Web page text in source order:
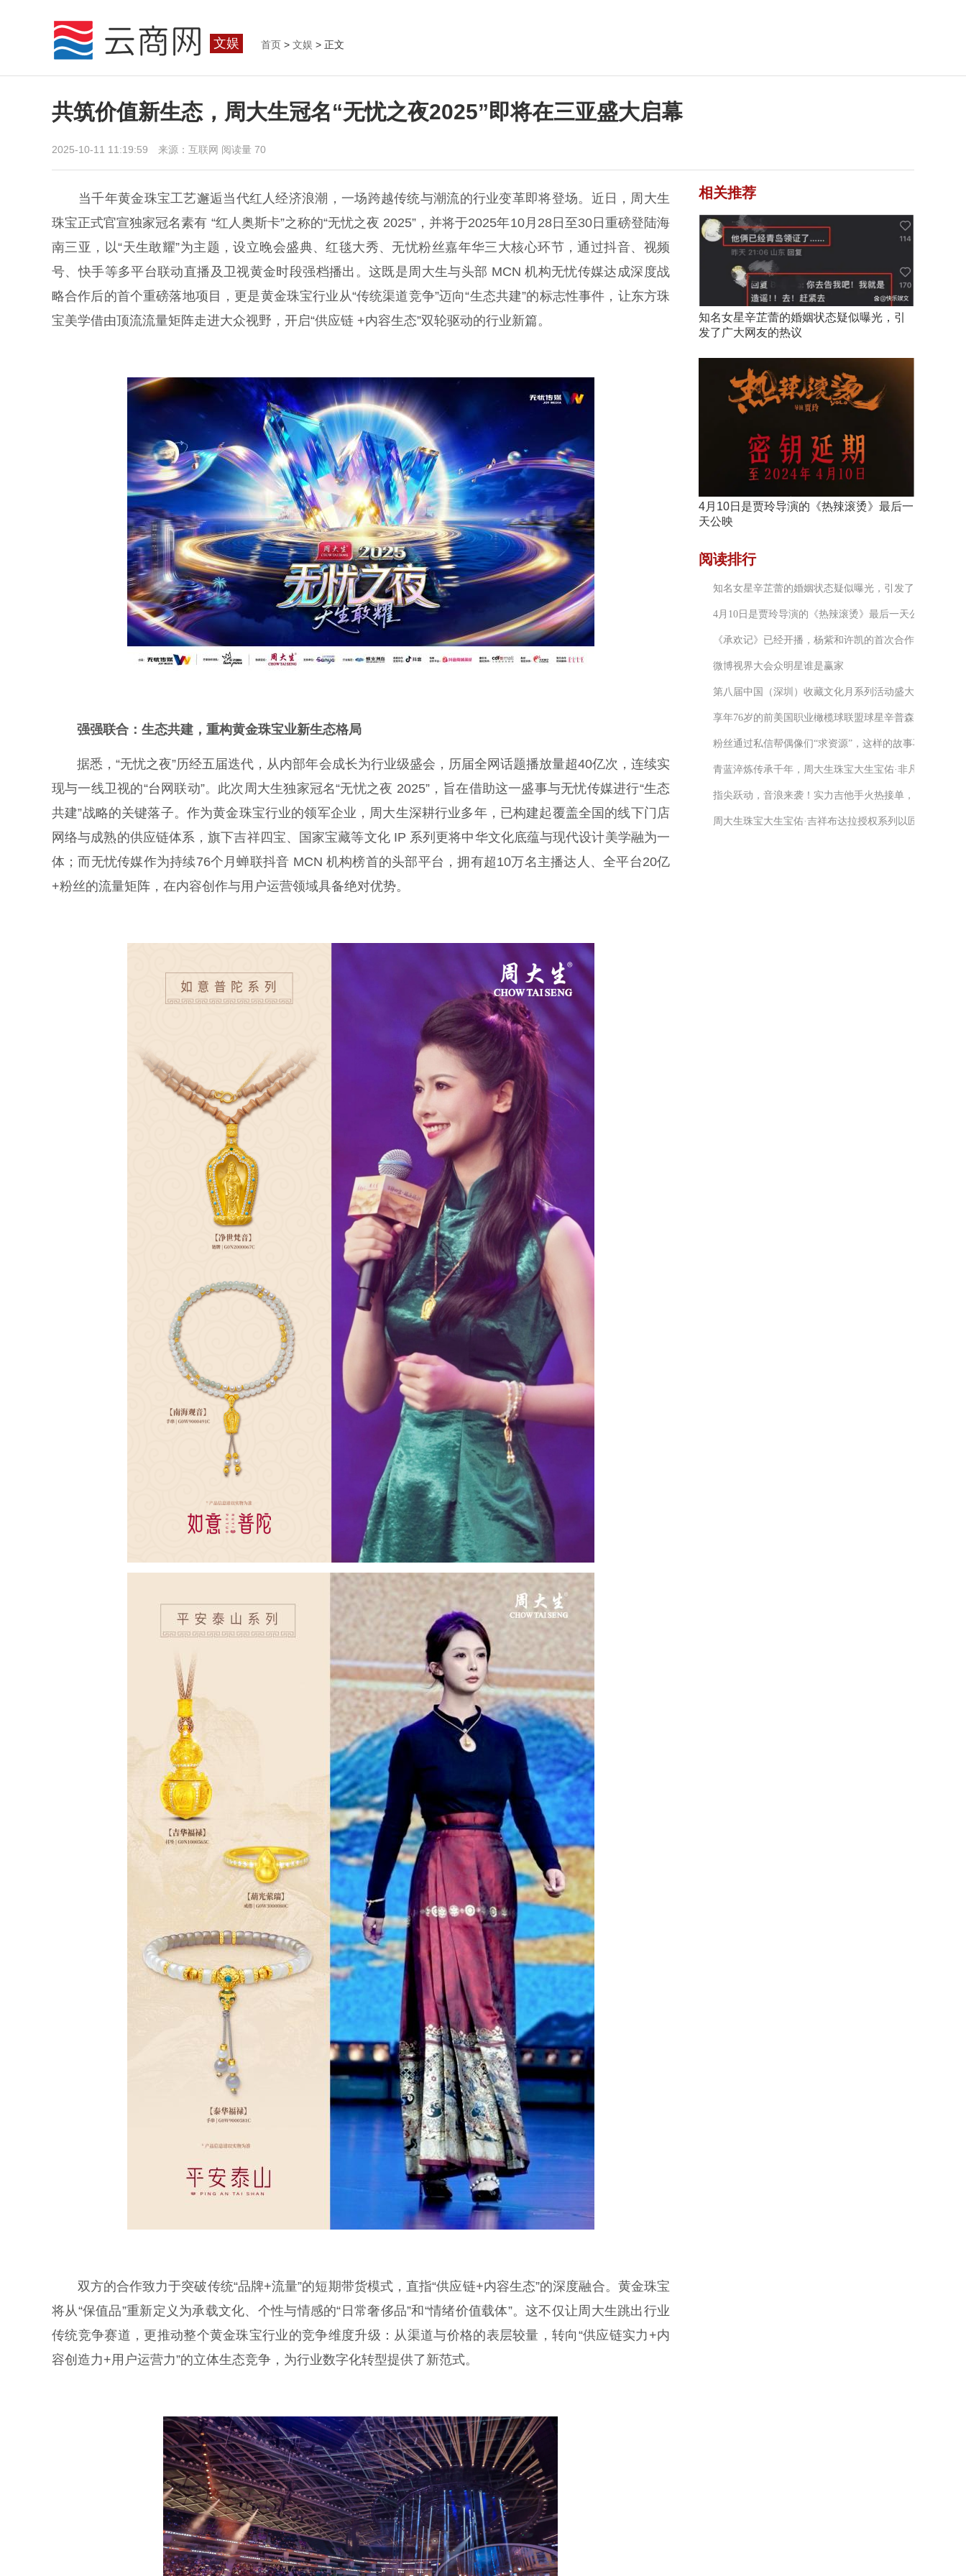
文娱 首页 > 文娱 > 正文
共筑价值新生态，周大生冠名“无忧之夜2025”即将在三亚盛大启幕
2025-10-11 11:19:59 来源：互联网 阅读量 70
当千年黄金珠宝工艺邂逅当代红人经济浪潮，一场跨越传统与潮流的行业变革即将登场。近日，周大生
珠宝正式官宣独家冠名素有 “红人奥斯卡”之称的“无忧之夜 2025”，并将于2025年10月28日至30日重磅登陆海
南三亚，以“天生敢耀”为主题，设立晚会盛典、红毯大秀、无忧粉丝嘉年华三大核心环节，通过抖音、视频
号、快手等多平台联动直播及卫视黄金时段强档播出。这既是周大生与头部 MCN 机构无忧传媒达成深度战
略合作后的首个重磅落地项目，更是黄金珠宝行业从“传统渠道竞争”迈向“生态共建”的标志性事件，让东方珠
宝美学借由顶流流量矩阵走进大众视野，开启“供应链 +内容生态”双轮驱动的行业新篇。
强强联合：生态共建，重构黄金珠宝业新生态格局
据悉，“无忧之夜”历经五届迭代，从内部年会成长为行业级盛会，历届全网话题播放量超40亿次，连续实
现与一线卫视的“台网联动”。此次周大生独家冠名“无忧之夜 2025”，旨在借助这一盛事与无忧传媒进行“生态
共建”战略的关键落子。作为黄金珠宝行业的领军企业，周大生深耕行业多年，已构建起覆盖全国的线下门店
网络与成熟的供应链体系，旗下吉祥四宝、国家宝藏等文化 IP 系列更将中华文化底蕴与现代设计美学融为一
体；而无忧传媒作为持续76个月蝉联抖音 MCN 机构榜首的头部平台，拥有超10万名主播达人、全平台20亿
+粉丝的流量矩阵，在内容创作与用户运营领域具备绝对优势。
双方的合作致力于突破传统“品牌+流量”的短期带货模式，直指“供应链+内容生态”的深度融合。黄金珠宝
将从“保值品”重新定义为承载文化、个性与情感的“日常奢侈品”和“情绪价值载体”。这不仅让周大生跳出行业
传统竞争赛道，更推动整个黄金珠宝行业的竞争维度升级：从渠道与价格的表层较量，转向“供应链实力+内
容创造力+用户运营力”的立体生态竞争，为行业数字化转型提供了新范式。
相关推荐
知名女星辛芷蕾的婚姻状态疑似曝光，引
发了广大网友的热议
4月10日是贾玲导演的《热辣滚烫》最后一
天公映
阅读排行
知名女星辛芷蕾的婚姻状态疑似曝光，引发了广大网友
4月10日是贾玲导演的《热辣滚烫》最后一天公映
《承欢记》已经开播，杨紫和许凯的首次合作又是强强
微博视界大会众明星谁是赢家
第八届中国（深圳）收藏文化月系列活动盛大启幕
享年76岁的前美国职业橄榄球联盟球星辛普森因癌症去世
粉丝通过私信帮偶像们“求资源”，这样的故事不算少见
青蓝淬炼传承千年，周大生珠宝大生宝佑·非凡国宝系列
指尖跃动，音浪来袭！实力吉他手火热接单，定制专属
周大生珠宝大生宝佑·吉祥布达拉授权系列以匠心守护心